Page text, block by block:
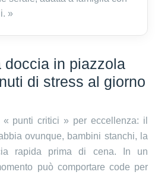
»
doccia in piazzola
di stress al giorno
punti critici » per eccellenza: il
ovunque, bambini stanchi, la
rapida prima di cena. In un
può comportare code per